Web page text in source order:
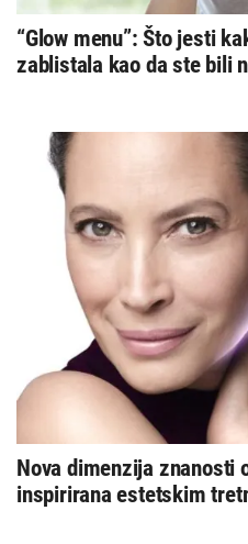
“Glow menu”: Što jesti
zablistala kao da ste bili
Nova dimenzija znanosti
inspirirana estetskim